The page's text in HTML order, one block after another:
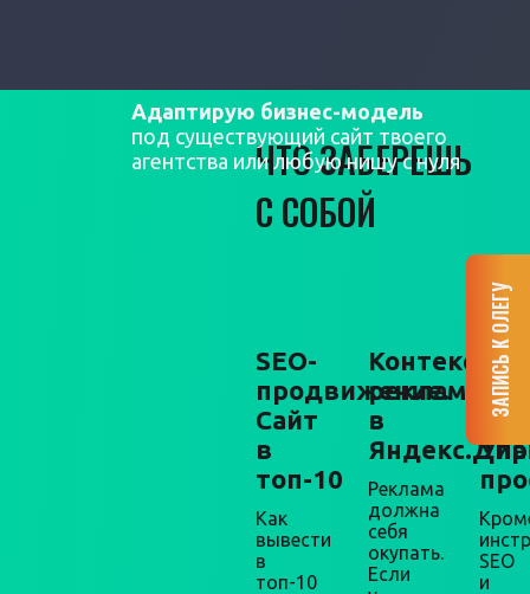
ЧТО ЗАБЕРЕШЬ
С СОБОЙ
SEO-
продвижение.
Сайт
в
топ-10
Как
вывести
в
топ-10
реклама
в
Реклама
должна
себя
окупать.
Если
+
SEO
и
Адаптирую бизнес-модель
под существующий сайт твоего
агентства или любую нишу с нуля
ЗАПИСЬ К ОЛЕГУ